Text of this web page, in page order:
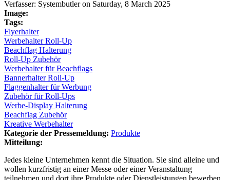
Verfasser: Systembutleron Saturday, 8 March 2025
Image:
Tags:
Flyerhalter
Werbehalter Roll-Up
Beachflag Halterung
Roll-Up Zubehör
Werbehalter für Beachflags
Bannerhalter Roll-Up
Flaggenhalter für Werbung
Zubehör für Roll-Ups
Werbe-Display Halterung
Beachflag Zubehör
Kreative Werbehalter
Kategorie der Pressemeldung: Produkte
Mitteilung:
Jedes kleine Unternehmen kennt die Situation. Sie sind alleine und
wollen kurzfristig an einer Messe oder einer Veranstaltung
teilnehmen und dort ihre Produkte oder Dienstleistungen bewerben..